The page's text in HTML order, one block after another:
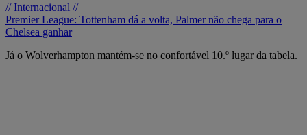
// Internacional //
Premier League: Tottenham dá a volta, Palmer não chega para o
Chelsea ganhar
Já o Wolverhampton mantém-se no confortável 10.º lugar da tabela.